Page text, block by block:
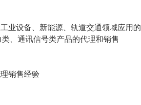
业设备、新能源、 轨道交通领域应用的
、通讯信号类产品的代理和销售
销售经验